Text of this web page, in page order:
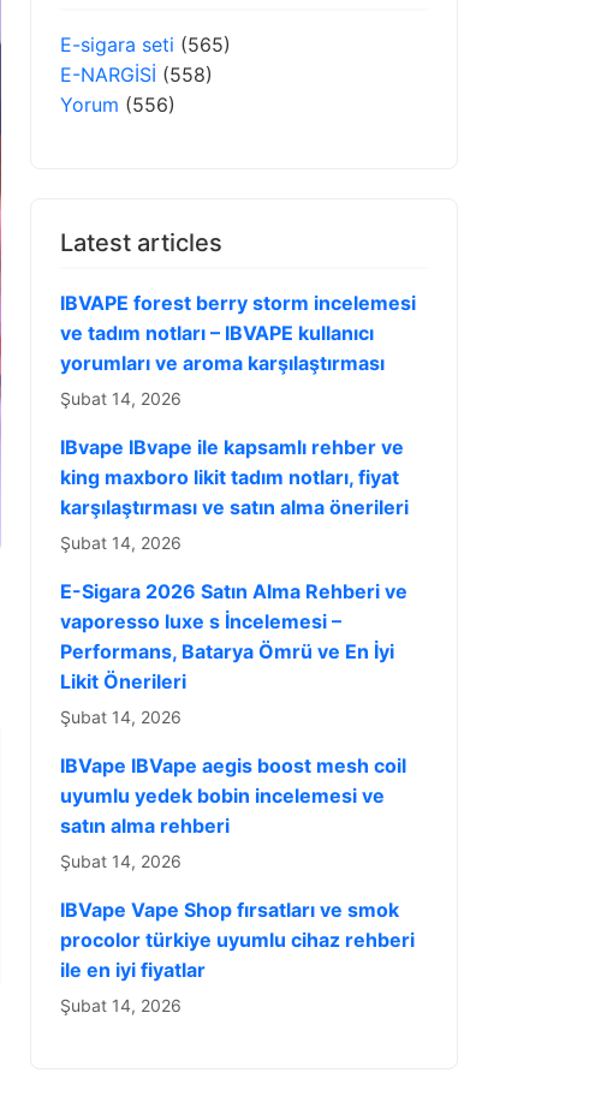
E-sigara seti (565)
E-NARGİSİ (558)
Yorum (556)
Latest articles
IBVAPE forest berry storm incelemesi
ve tadım notları – IBVAPE kullanıcı
yorumları ve aroma karşılaştırması
Şubat 14, 2026
IBvape IBvape ile kapsamlı rehber ve
king maxboro likit tadım notları, fiyat
karşılaştırması ve satın alma önerileri
Şubat 14, 2026
E-Sigara 2026 Satın Alma Rehberi ve
vaporesso luxe s İncelemesi –
Performans, Batarya Ömrü ve En İyi
Likit Önerileri
Şubat 14, 2026
IBVape IBVape aegis boost mesh coil
uyumlu yedek bobin incelemesi ve
satın alma rehberi
Şubat 14, 2026
IBVape Vape Shop fırsatları ve smok
procolor türkiye uyumlu cihaz rehberi
ile en iyi fiyatlar
Şubat 14, 2026